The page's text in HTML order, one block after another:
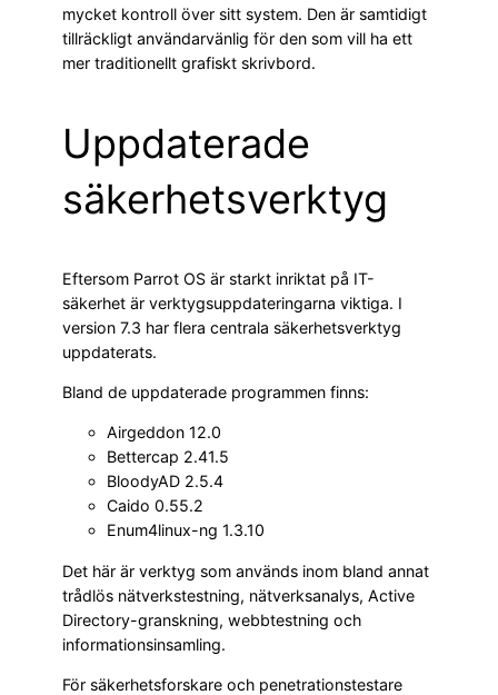
mycket kontroll över sitt system. Den är samtidigt
tillräckligt användarvänlig för den som vill ha ett
mer traditionellt grafiskt skrivbord.
Uppdaterade
säkerhetsverktyg
Eftersom Parrot OS är starkt inriktat på IT-
säkerhet är verktygsuppdateringarna viktiga. I
version 7.3 har flera centrala säkerhetsverktyg
uppdaterats.
Bland de uppdaterade programmen finns:
Airgeddon 12.0
Bettercap 2.41.5
BloodyAD 2.5.4
Caido 0.55.2
Enum4linux-ng 1.3.10
Det här är verktyg som används inom bland annat
trådlös nätverkstestning, nätverksanalys, Active
Directory-granskning, webbtestning och
informationsinsamling.
För säkerhetsforskare och penetrationstestare